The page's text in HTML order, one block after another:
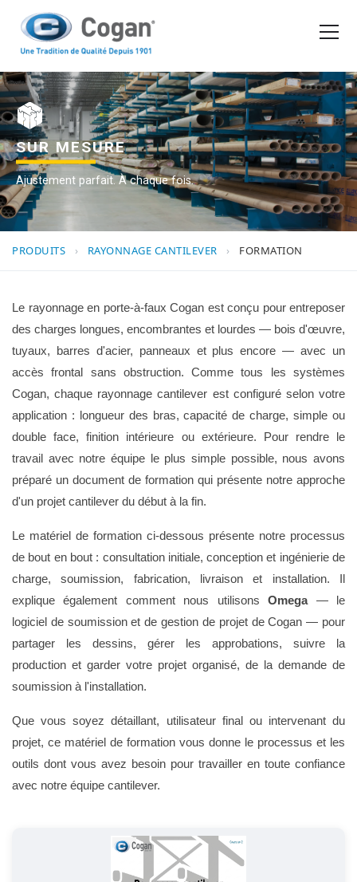
PRODUITS
OUTILS D'ACHAT
DEMANDER UN DEVIS
EN FR
SUR MESURE
Ajustement parfait. À chaque fois.
PRODUITS › RAYONNAGE CANTILEVER › FORMATION
Le rayonnage en porte-à-faux Cogan est conçu pour entreposer
des charges longues, encombrantes et lourdes — bois d'œuvre,
tuyaux, barres d'acier, panneaux et plus encore — avec un
accès frontal sans obstruction. Comme tous les systèmes
Cogan, chaque rayonnage cantilever est configuré selon votre
application : longueur des bras, capacité de charge, simple ou
double face, finition intérieure ou extérieure. Pour rendre le
travail avec notre équipe le plus simple possible, nous avons
préparé un document de formation qui présente notre approche
d'un projet cantilever du début à la fin.
Le matériel de formation ci-dessous présente notre processus
de bout en bout : consultation initiale, conception et ingénierie de
charge, soumission, fabrication, livraison et installation. Il
explique également comment nous utilisonsOmega— le
logiciel de soumission et de gestion de projet de Cogan — pour
partager les dessins, gérer les approbations, suivre la
production et garder votre projet organisé, de la demande de
soumission à l'installation.
Que vous soyez détaillant, utilisateur final ou intervenant du
projet, ce matériel de formation vous donne le processus et les
outils dont vous avez besoin pour travailler en toute confiance
avec notre équipe cantilever.